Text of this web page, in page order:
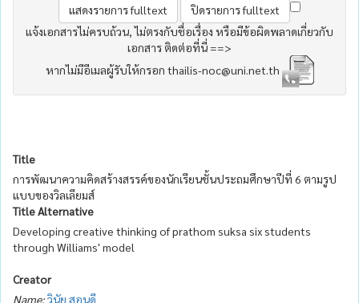
แจ้งเอกสารไม่ครบถ้วน, ไม่ตรงกับชื่อเรื่อง หรือมีข้อผิดพลาดเกี่ยวกับ
เอกสาร ติดต่อที่นี่ ==>
หากไม่มีอีเมลผู้รับให้กรอก thailis-noc@uni.net.th
Title
การพัฒนาความคิดสร้างสรรค์ของนักเรียนชั้นประถมศึกษาปีที่ 6 ตามรูป
แบบของวิลเลียมส์
Title Alternative
Developing creative thinking of prathom suksa six students
through Williams' model
Creator
Name:วินัย สอนดี